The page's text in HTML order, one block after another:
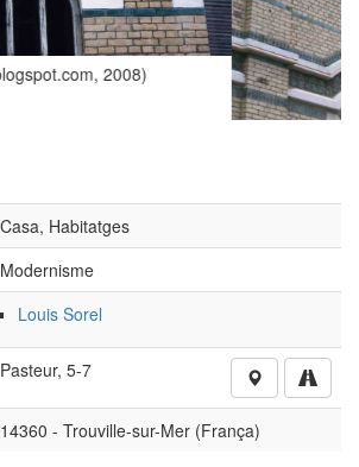
Modernisme
Louis Sorel